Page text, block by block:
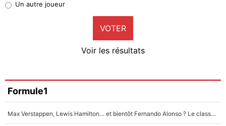
9%
Faris Moumbagna
4%
Un autre joueur
Un autre joueur
VOTER
Voir les résultats
Formule1
Max Verstappen, Lewis Hamilton… et bientôt Fernando Alonso ? Le classement des pilotes les mieux payés en Formule 1 risque de changer !